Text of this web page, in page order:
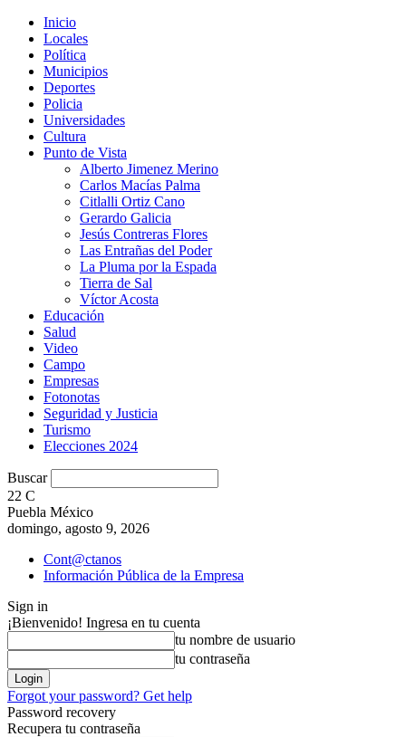
Inicio
Locales
Política
Municipios
Deportes
Policia
Universidades
Cultura
Punto de Vista
Alberto Jimenez Merino
Carlos Macías Palma
Citlalli Ortiz Cano
Gerardo Galicia
Jesús Contreras Flores
Las Entrañas del Poder
La Pluma por la Espada
Tierra de Sal
Víctor Acosta
Educación
Salud
Video
Campo
Empresas
Fotonotas
Seguridad y Justicia
Turismo
Elecciones 2024
Buscar
22 C
Puebla México
domingo, agosto 9, 2026
Cont@ctanos
Información Pública de la Empresa
Sign in
¡Bienvenido! Ingresa en tu cuenta
tu nombre de usuario
tu contraseña
Forgot your password? Get help
Password recovery
Recupera tu contraseña